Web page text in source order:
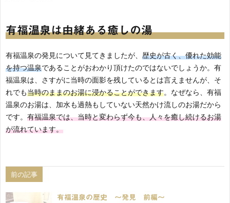
有福温泉は由緒ある癒しの湯
有福温泉の発見について見てきましたが、 歴史が古く、優れた効能
を持つ温泉であることがおわかり頂けたのではないでしょうか。有
福温泉は、さすがに当時の面影を残しているとは言えませんが、そ
れでも当時のままのお湯に浸かることができます。なぜなら、有福
温泉のお湯は、加水も過熱もしていない天然かけ流しのお湯だから
です。 有福温泉では、当時と変わらず今も、人々を癒し続けるお湯
が流れています。
前の記事
有福温泉の歴史 ～発見 前編～